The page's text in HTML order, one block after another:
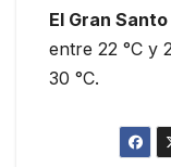
El Gran
entre 22 °C y
30 °C.